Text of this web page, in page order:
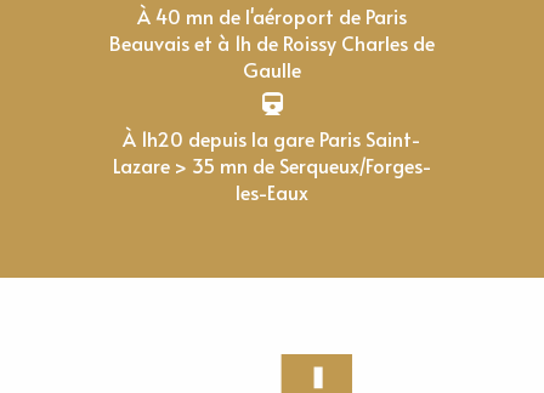
À 40 mn de l'aéroport de Paris
Beauvais et à 1h de Roissy Charles de
Gaulle
À 1h20 depuis la gare Paris Saint-
Lazare > 35 mn de Serqueux/Forges-
les-Eaux